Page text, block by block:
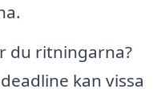
du ritningarna?
kan vissa